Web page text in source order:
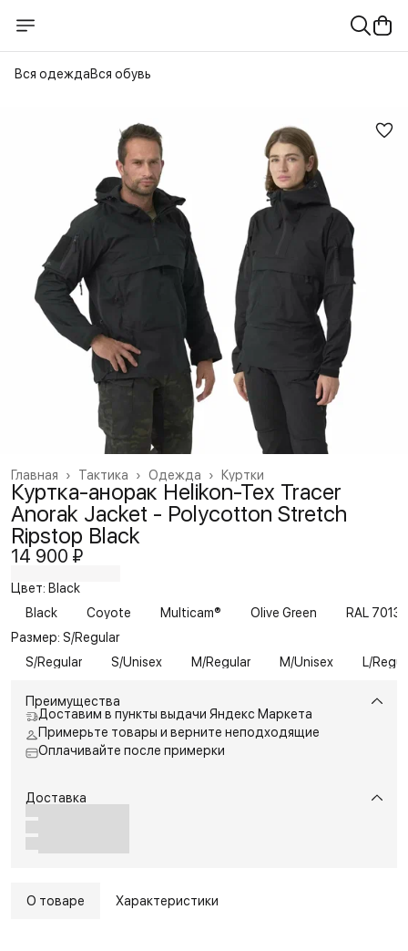
Вся одеждаВся обувь
Куртки
Одежда ›
Тактика ›
Главная ›
Куртка-анорак Helikon-Tex Tracer
Anorak Jacket - Polycotton Stretch
Ripstop Black
14 900 ₽
Цвет: Black
Black
Coyote Multicam® Olive Green
RAL 7013
Размер: S/Regular
S/Regular
S/Unisex M/Regular M/Unisex L/
Преимущества
Доставим в пункты выдачи Яндекс Маркета
Примерьте товары и верните неподходящие
Оплачивайте после примерки
Доставка
О товаре Характеристики